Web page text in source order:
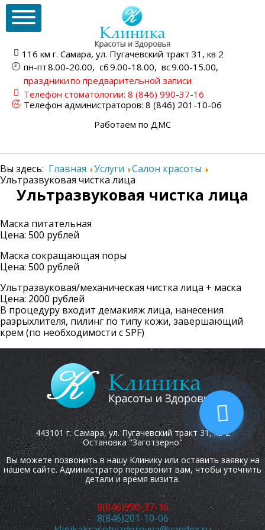
116 км г. Самара, ул. Пугачевский тракт 31, кв 2
пн-пт8.00-20.00, сб9.00-18.00, вс9.00-15.00,
праздникипо предварительной записи
Телефон стоматологии: 8 (846) 990-37-16
Телефон администраторов: 8 (846) 201-10-06
Работаем по ДМС
Вы здесь: Главная Услуги
Салон красоты
Ультразвуковая чистка лица
Ультразвуковая чистка лица
Маска питательная
Цена: 500 рублей
Маска сокращающая поры
Цена: 500 рублей
Ультразвуковая/механическая чистка лица + маска
Цена: 2000 рублей
В процедуру входит демакияж лица, нанесения
разрыхлителя, пилинг по типу кожи, завершающий
крем (по необходимости с SPF)
443101 г. Самара, ул. Пугачевский тракт 31, кв 2
Остановка "Заготзерно"
Вы можете позвонить в нашу Клинику или оставить заявку на
нашем сайте. Администратор перезвонит вам, чтобы уточнить
детали и время визита.
8(846)990-37-16
8(846)201-10-06